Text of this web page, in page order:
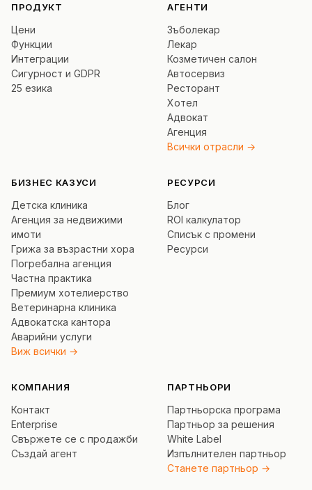
ПРОДУКТ
Цени
Функции
Интеграции
Сигурност и GDPR
25 езика
АГЕНТИ
Зъболекар
Лекар
Козметичен салон
Автосервиз
Ресторант
Хотел
Адвокат
Агенция
Всички отрасли →
БИЗНЕС КАЗУСИ
Детска клиника
Агенция за недвижими
имоти
Грижа за възрастни хора
Погребална агенция
Частна практика
Премиум хотелиерство
Ветеринарна клиника
Адвокатска кантора
Аварийни услуги
Виж всички →
РЕСУРСИ
Блог
ROI калкулатор
Списък с промени
Ресурси
КОМПАНИЯ
Контакт
Enterprise
Свържете се с продажби
Създай агент
ПАРТНЬОРИ
Партньорска програма
Партньор за решения
White Label
Изпълнителен партньор
Станете партньор →